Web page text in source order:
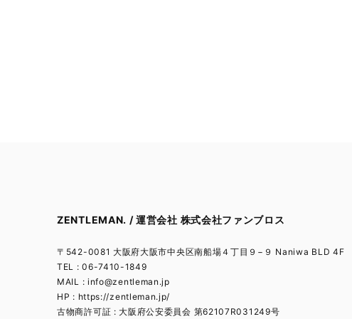
ZENTLEMAN. / 運営会社 株式会社ファンブロス
〒542-0081 大阪府大阪市中央区南船場４丁目９−９ Naniwa BLD 4F
TEL : 06-7410-1849
MAIL : info@zentleman.jp
HP : https://zentleman.jp/
古物商許可証 : 大阪府公安委員会 第62107R031249号